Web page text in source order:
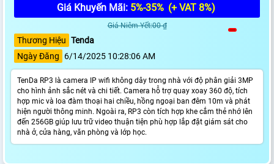
Giá Khuyến Mãi: 5%-35% (+ VAT 8%)
Giá Niêm Yết:00 ₫
Thương Hiệu Tenda
Ngày Đăng
6/14/2025 10:28:06 AM
TenDa RP3 là camera IP wifi không dây trong nhà với độ phân giải 3MP
cho hình ảnh sắc nét và chi tiết. Camera hỗ trợ quay xoay 360 độ, tích
hợp mic và loa đàm thoại hai chiều, hồng ngoại ban đêm 10m và phát
hiện người thông minh. Ngoài ra, RP3 còn tích hợp khe cắm thẻ nhớ lên
đến 256GB giúp lưu trữ video thuận tiện phù hợp lắp đặt giám sát cho
nhà ở, cửa hàng, văn phòng và lớp học.